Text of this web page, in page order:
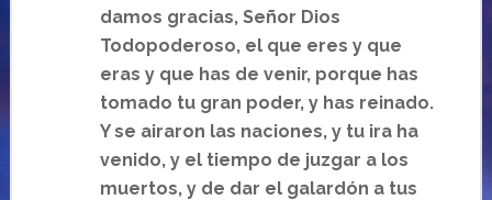
damos gracias, Señor Dios
Todopoderoso, el que eres y que
eras y que has de venir, porque has
tomado tu gran poder, y has reinado.
Y se airaron las naciones, y tu ira ha
venido, y el tiempo de juzgar a los
muertos, y de dar el galardón a tus